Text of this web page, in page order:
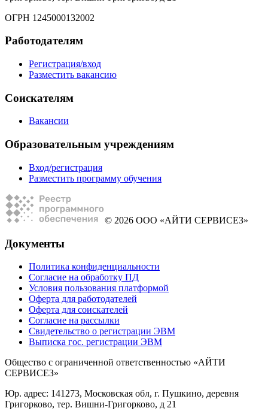
ОГРН 1245000132002
Работодателям
Регистрация/вход
Разместить вакансию
Соискателям
Вакансии
Образовательным учреждениям
Вход/регистрация
Разместить программу обучения
© 2026 ООО «АЙТИ СЕРВИСЕЗ»
Документы
Политика конфиденциальности
Согласие на обработку ПД
Условия пользования платформой
Оферта для работодателей
Оферта для соискателей
Согласие на рассылки
Свидетельство о регистрации ЭВМ
Выписка гос. регистрации ЭВМ
Общество с ограниченной ответственностью «АЙТИ
СЕРВИСЕЗ»
Юр. адрес: 141273, Московская обл, г. Пушкино, деревня
Григорково, тер. Вишни-Григорково, д 21